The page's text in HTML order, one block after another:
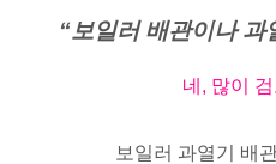
“보일러 배관이나
네, 많이
보일러 과열기 배